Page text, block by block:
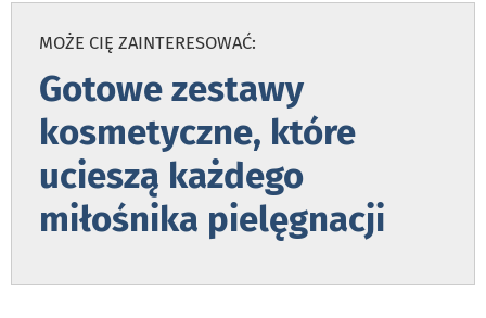
MOŻE CIĘ ZAINTERESOWAĆ:
Gotowe zestawy
kosmetyczne, które
ucieszą każdego
miłośnika pielęgnacji